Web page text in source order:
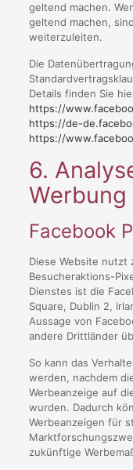
geltend machen.
geltend machen,
weiterzuleiten.
Die
Details finden Sie
https://
https://de-
https://
6.
Werbung
Facebook
Diese Website nutzt
Besucheraktions-
Dienstes ist die
Square, Dublin 2,
Aussage von
andere Drittländer
So kann das
werden, nachdem
Werbeanzeige auf
wurden. Dadurch
Werbeanzeigen für
zukünftige